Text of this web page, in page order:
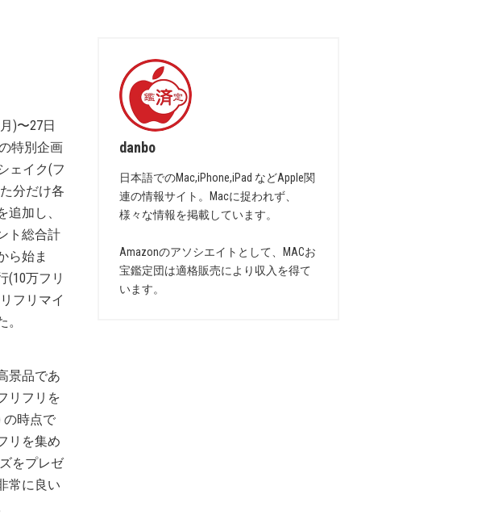
)〜27日
特別企画
ェイク(フ
分だけ各
加し、
ト総合計
ら始ま
(10万フリ
フリマイ
景品であ
リフリを
の時点で
リを集め
をプレゼ
常に良い
danbo
日本語でのMac,iPhone,iPad などApple関
連の情報サイト。Macに捉われず、
様々な情報を掲載しています。
Amazonのアソシエイトとして、MACお
宝鑑定団は適格販売により収入を得て
います。